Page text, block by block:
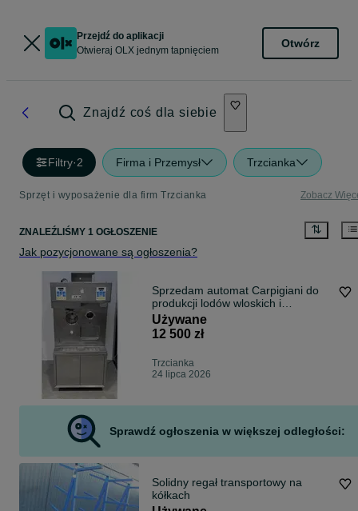
Przejdź do aplikacji
Otwieraj OLX jednym tapnięciem
Otwórz
Znajdź coś dla siebie
Filtry·2 Firma i Przemysł Trzcianka
Sprzęt i wyposażenie dla firm Trzcianka Zobacz
ZNALEŹLIŚMY 1 OGŁOSZENIE
Jak pozycjonowane są ogłoszenia?
Sprzedam automat Carpigiani do
produkcji lodów wloskich i
shake’ów.
Używane
12 500 zł
Trzcianka
24 lipca 2026
Sprawdź ogłoszenia w większej odległości:
Solidny regał transportowy na
kółkach